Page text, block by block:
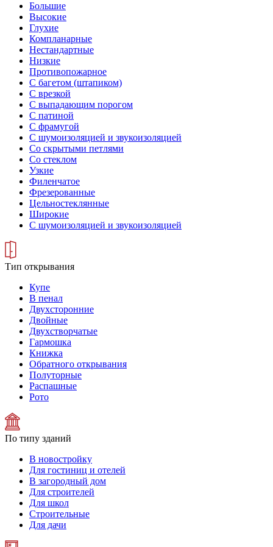
Большие
Высокие
Глухие
Компланарные
Нестандартные
Низкие
Противопожарное
С багетом (штапиком)
С врезкой
С выпадающим порогом
С патиной
С фрамугой
С шумоизоляцией и звукоизоляцией
Со скрытыми петлями
Со стеклом
Узкие
Филенчатое
Фрезерованные
Цельностеклянные
Широкие
С шумоизоляцией и звукоизоляцией
Тип открывания
Купе
В пенал
Двухсторонние
Двойные
Двухстворчатые
Гармошка
Книжка
Обратного открывания
Полуторные
Распашные
Рото
По типу зданий
В новостройку
Для гостиниц и отелей
В загородный дом
Для строителей
Для школ
Строительные
Для дачи